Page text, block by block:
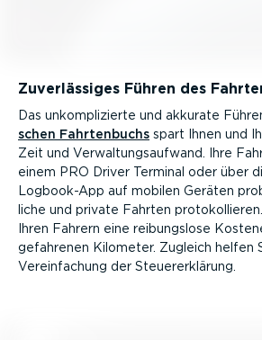
Zuver­läs­siges Führen des
Das unkom­pli­zierte und akkurate
schen Fahrten­buchs spart Ihnen und
Zeit und Verwal­tungs­aufwand. Ihre
einem PRO Driver Terminal oder über
Logbook-App auf mobilen Geräten
liche und private Fahrten
Ihren Fahrern eine reibungslose
gefahrenen Kilometer. Zugleich helfen
Verein­fa­chung der Steuer­er­klärung.